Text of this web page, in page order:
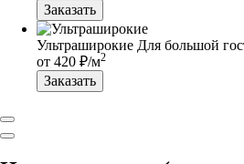
Заказать
Ультраширокие Для большой
от 420 ₽/м2
Заказать